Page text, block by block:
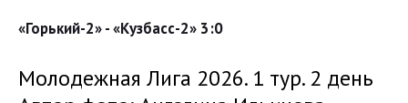
«Горький-2» - «Кузбасс-2» 3:0
Молодежная Лига 2026. 1 тур. 2 день